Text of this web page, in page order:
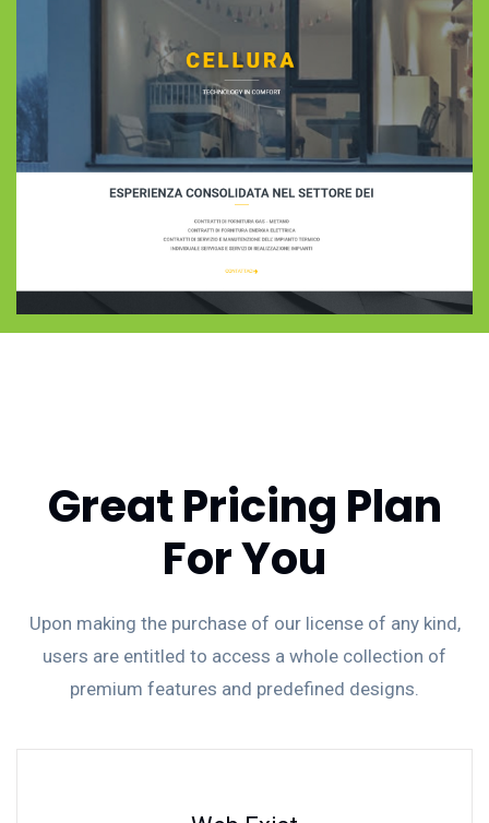
Great Pricing Plan
For You
Upon making the purchase of our license of any kind,
users are entitled to access a whole collection of
premium features and predefined designs.